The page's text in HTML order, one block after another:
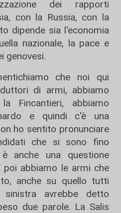
dei rapporti
con la Russia, con la
dipende sia l'economia
nazionale, la pace e
genovesi.
che noi qui
di armi, abbiamo
Fincantieri, abbiamo
e quindi c'è una
ho sentito pronunciare
che si sono fino
anche una questione
abbiamo le armi che
anche su quello tutti
avrebbe detto
due parole. La Salis